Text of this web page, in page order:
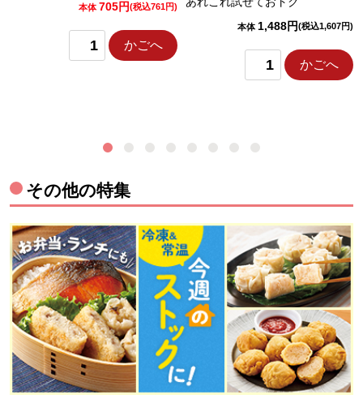
本体 705円(税込761円)
かごへ
本体 1,488円(税込1,607円)
かごへ
その他の特集